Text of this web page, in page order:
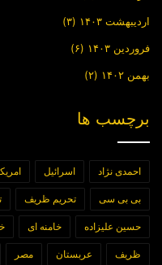
اردیبهشت ۱۴۰۳ (۳)
فروردین ۱۴۰۳ (۶)
بهمن ۱۴۰۲ (۲)
برچسب ها
احمدی نژاد اسرائیل
بی بی سی تحریم ظریف
حسین علیزاده خامنه ای
ظریف عربستان مصر